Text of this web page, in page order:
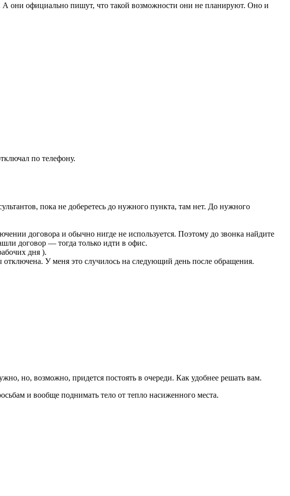
они официально пишут, что такой возможности они не планируют. Оно и
по телефону.
пока не доберетесь до нужного пункта, там нет. До нужного
договора и обычно нигде не используется. Поэтому до звонка найдите
договор — тогда только идти в офис.
дня ).
У меня это случилось на следующий день после обращения.
но, возможно, придется постоять в очереди. Как удобнее решать вам.
и вообще поднимать тело от тепло насиженного места.